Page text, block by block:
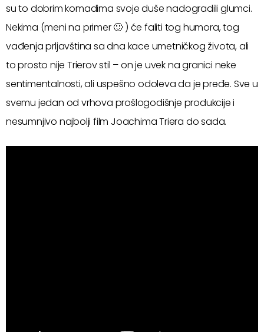
su to dobrim komadima svoje duše nadogradili glumci.
Nekima (meni na primer 🙂 ) će faliti tog humora, tog
vađenja prljavština sa dna kace umetničkog života, ali
to prosto nije Trierov stil – on je uvek na granici neke
sentimentalnosti, ali uspešno odoleva da je pređe. Sve u
svemu jedan od vrhova prošlogodišnje produkcije i
nesumnjivo najbolji film Joachima Triera do sada.